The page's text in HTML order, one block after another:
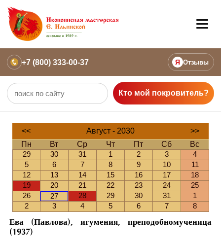
+7 (800) 333-00-37 Я Отзывы
Кто мой покровитель?
<< Август - 2030
>>
Пн
Вт Ср Чт Пт Сб
Вс
29
30 31 1 2 3
4
5
6 7 8 9 10
11
12
13 14 15 16 17
18
19
20 21 22 23 24
25
26
27 28 29 30 31
1
2
3 4 5 6 7 8
Ева (Павлова), игумения, преподобномученица
(1937)